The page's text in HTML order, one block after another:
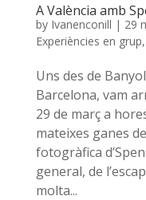
A València amb
by Ivanenconill | 29
Experiències en grup,
Uns des de
Barcelona, vam
29 de març a
mateixes ganes
fotogràfica
general, de
molta...